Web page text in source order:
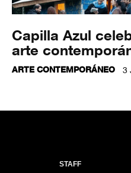
Capilla Azul
arte
ARTE CONTEMPORÁNEO 3
STAFF